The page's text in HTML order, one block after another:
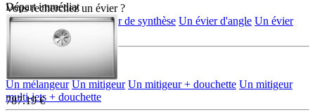
Départ immédiat
787.19 €
Vous recherchez un évier ?
Un évier en inox Un évier de synthèse Un évier d'angle Un évier
rond/ovale
Vous recherchez
une robinetterie ?
Un mélangeur Un mitigeur Un mitigeur + douchette Un mitigeur
multi-jets + douchette